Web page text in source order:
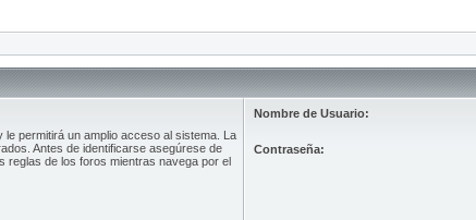
permitirá un amplio acceso al sistema. La
Antes de identificarse asegúrese de
reglas de los foros mientras navega por el
Nombre de Usuario:
Contraseña: